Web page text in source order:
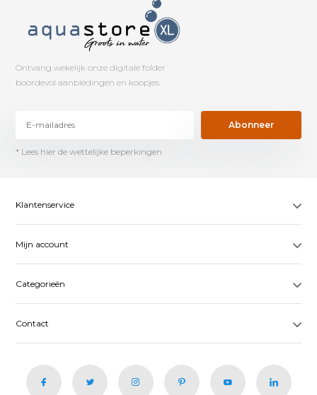
Ontvang wekelijk onze digitale folder
boordevol aanbiedingen en koopjes.
Abonneer
* Lees hier de wettelijke beperkingen
Klantenservice
Mijn account
Categorieën
Contact